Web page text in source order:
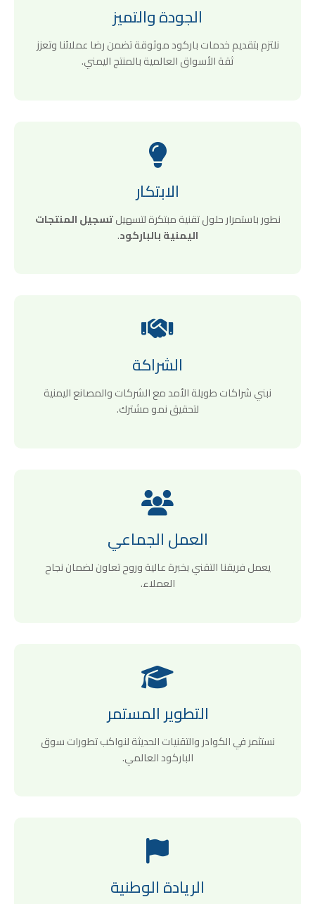
الجودة والتميز
نلتزم بتقديم خدمات باركود موثوقة تضمن رضا عملائنا وتعزز
ثقة الأسواق العالمية بالمنتج اليمني.
الابتكار
نطور باستمرار حلول تقنية مبتكرة لتسهيلتسجيل المنتجات
اليمنية بالباركود.
الشراكة
نبني شراكات طويلة الأمد مع الشركات والمصانع اليمنية
لتحقيق نمو مشترك.
العمل الجماعي
يعمل فريقنا التقني بخبرة عالية وروح تعاون لضمان نجاح
العملاء.
التطوير المستمر
نستثمر في الكوادر والتقنيات الحديثة لنواكب تطورات سوق
الباركود العالمي.
الريادة الوطنية